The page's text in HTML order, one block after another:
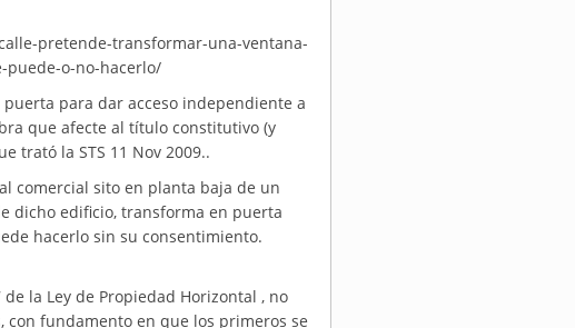
pretende-transformar-una-ventana-
puede-o-no-hacerlo/
para dar acceso independiente a
que afecte al título constitutivo (y
trató la STS 11 Nov 2009..
comercial sito en planta baja de un
dicho edificio, transforma en puerta
hacerlo sin su consentimiento.
la Ley de Propiedad Horizontal , no
fundamento en que los primeros se